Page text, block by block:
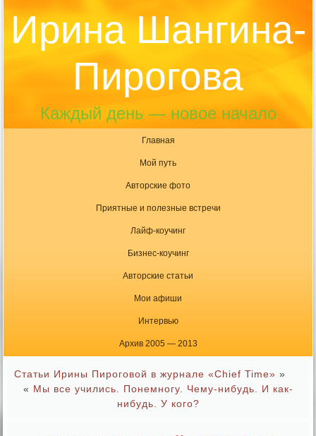
Ирина Шангина-
Пирогова
Каждый день — новое начало
Главная
Мой путь
Авторские фото
Приятные и полезные встречи
Лайф-коучинг
Бизнес-коучинг
Авторские статьи
Мои афиши
Интервью
Архив 2005 — 2013
Статьи Ирины Пироговой в журнале «Chief Time» »
« Мы все учились. Понемногу. Чему-нибудь. И как-
нибудь. У кого?